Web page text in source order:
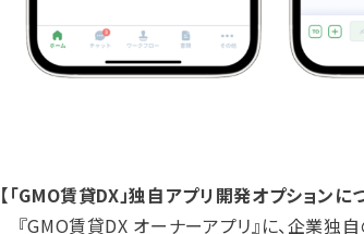
【「GMO賃貸DX」独自アプリ開発オプションに
『GMO賃貸DX オーナーアプリ』に、企業独